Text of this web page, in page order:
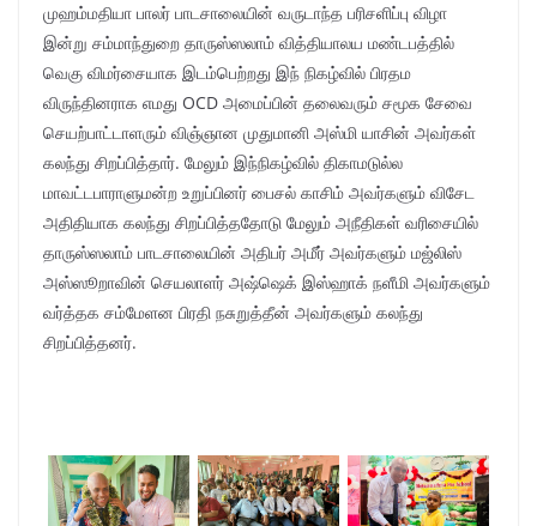
முஹம்மதியா பாலர் பாடசாலையின் வருடாந்த பரிசளிப்பு விழா
இன்று சம்மாந்துறை தாருஸ்ஸலாம் வித்தியாலய மண்டபத்தில்
வெகு விமர்சையாக இடம்பெற்றது இந் நிகழ்வில் பிரதம
விருந்தினராக எமது OCD அமைப்பின் தலைவரும் சமூக சேவை
செயற்பாட்டாளரும் விஞ்ஞான முதுமானி அஸ்மி யாசின் அவர்கள்
கலந்து சிறப்பித்தார். மேலும் இந்‌நிகழ்வில் திகாமடுல்ல
மாவட்டபாராளுமன்ற உறுப்பினர் பைசல் காசிம் அவர்களும் விசேட
அதிதியாக கலந்து சிறப்பித்ததோடு மேலும் அநீதிகள் வரிசையில்
தாருஸ்ஸலாம் பாடசாலையின் அதிபர் அமீர் அவர்களும்‌ மஜ்லிஸ்
அஸ்ஸூறாவின் செயலாளர் அஷ்ஷெக் இஸ்ஹாக் நளீமி அவர்களும்
வர்த்தக சம்மேளன பிரதி நசுறுத்தீன் அவர்களும் கலந்து
சிறப்பித்தனர்.